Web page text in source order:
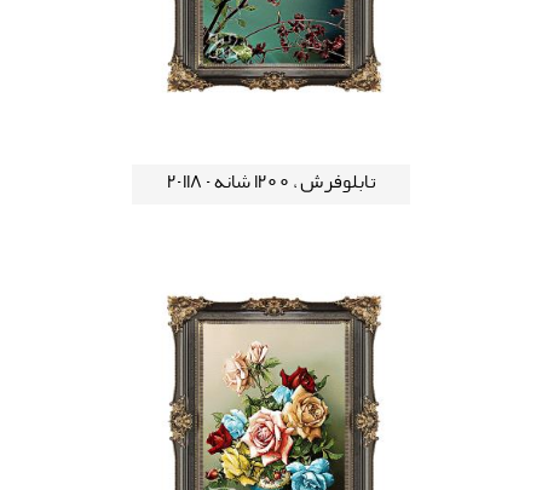
تابلوفرش ، 1200 شانه - 118-2